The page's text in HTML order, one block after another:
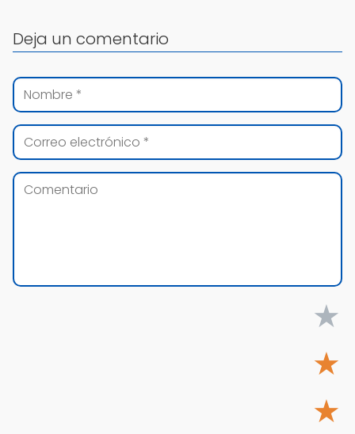
Deja un comentario
★
★
★